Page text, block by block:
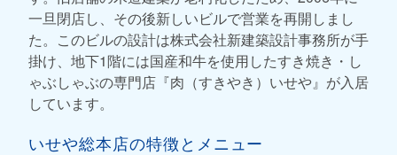
一旦閉店し、その後新しいビルで営業を再開しまし
た。このビルの設計は株式会社新建築設計事務所が手
掛け、地下1階には国産和牛を使用したすき焼き・し
ゃぶしゃぶの専門店『肉（すきやき）いせや』が入居
しています。
いせや総本店の特徴とメニュー